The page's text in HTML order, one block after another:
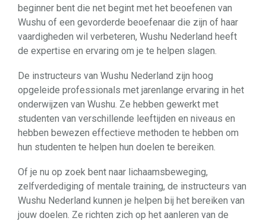
beginner bent die net begint met het beoefenen van
Wushu of een gevorderde beoefenaar die zijn of haar
vaardigheden wil verbeteren, Wushu Nederland heeft
de expertise en ervaring om je te helpen slagen.
De instructeurs van Wushu Nederland zijn hoog
opgeleide professionals met jarenlange ervaring in het
onderwijzen van Wushu. Ze hebben gewerkt met
studenten van verschillende leeftijden en niveaus en
hebben bewezen effectieve methoden te hebben om
hun studenten te helpen hun doelen te bereiken.
Of je nu op zoek bent naar lichaamsbeweging,
zelfverdediging of mentale training, de instructeurs van
Wushu Nederland kunnen je helpen bij het bereiken van
jouw doelen. Ze richten zich op het aanleren van de